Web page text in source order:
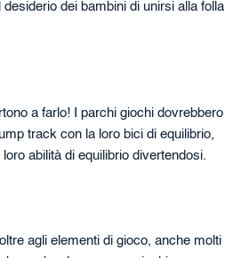
dei bambini di unirsi alla folla
a farlo! I parchi giochi dovrebbero
track con la loro bici di equilibrio,
abilità di equilibrio divertendosi.
agli elementi di gioco, anche molti